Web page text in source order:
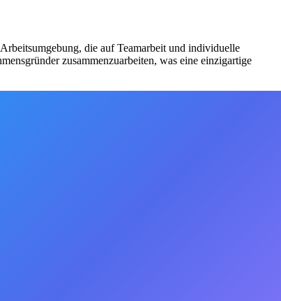
die auf Teamarbeit und individuelle
zusammenzuarbeiten, was eine einzigartige